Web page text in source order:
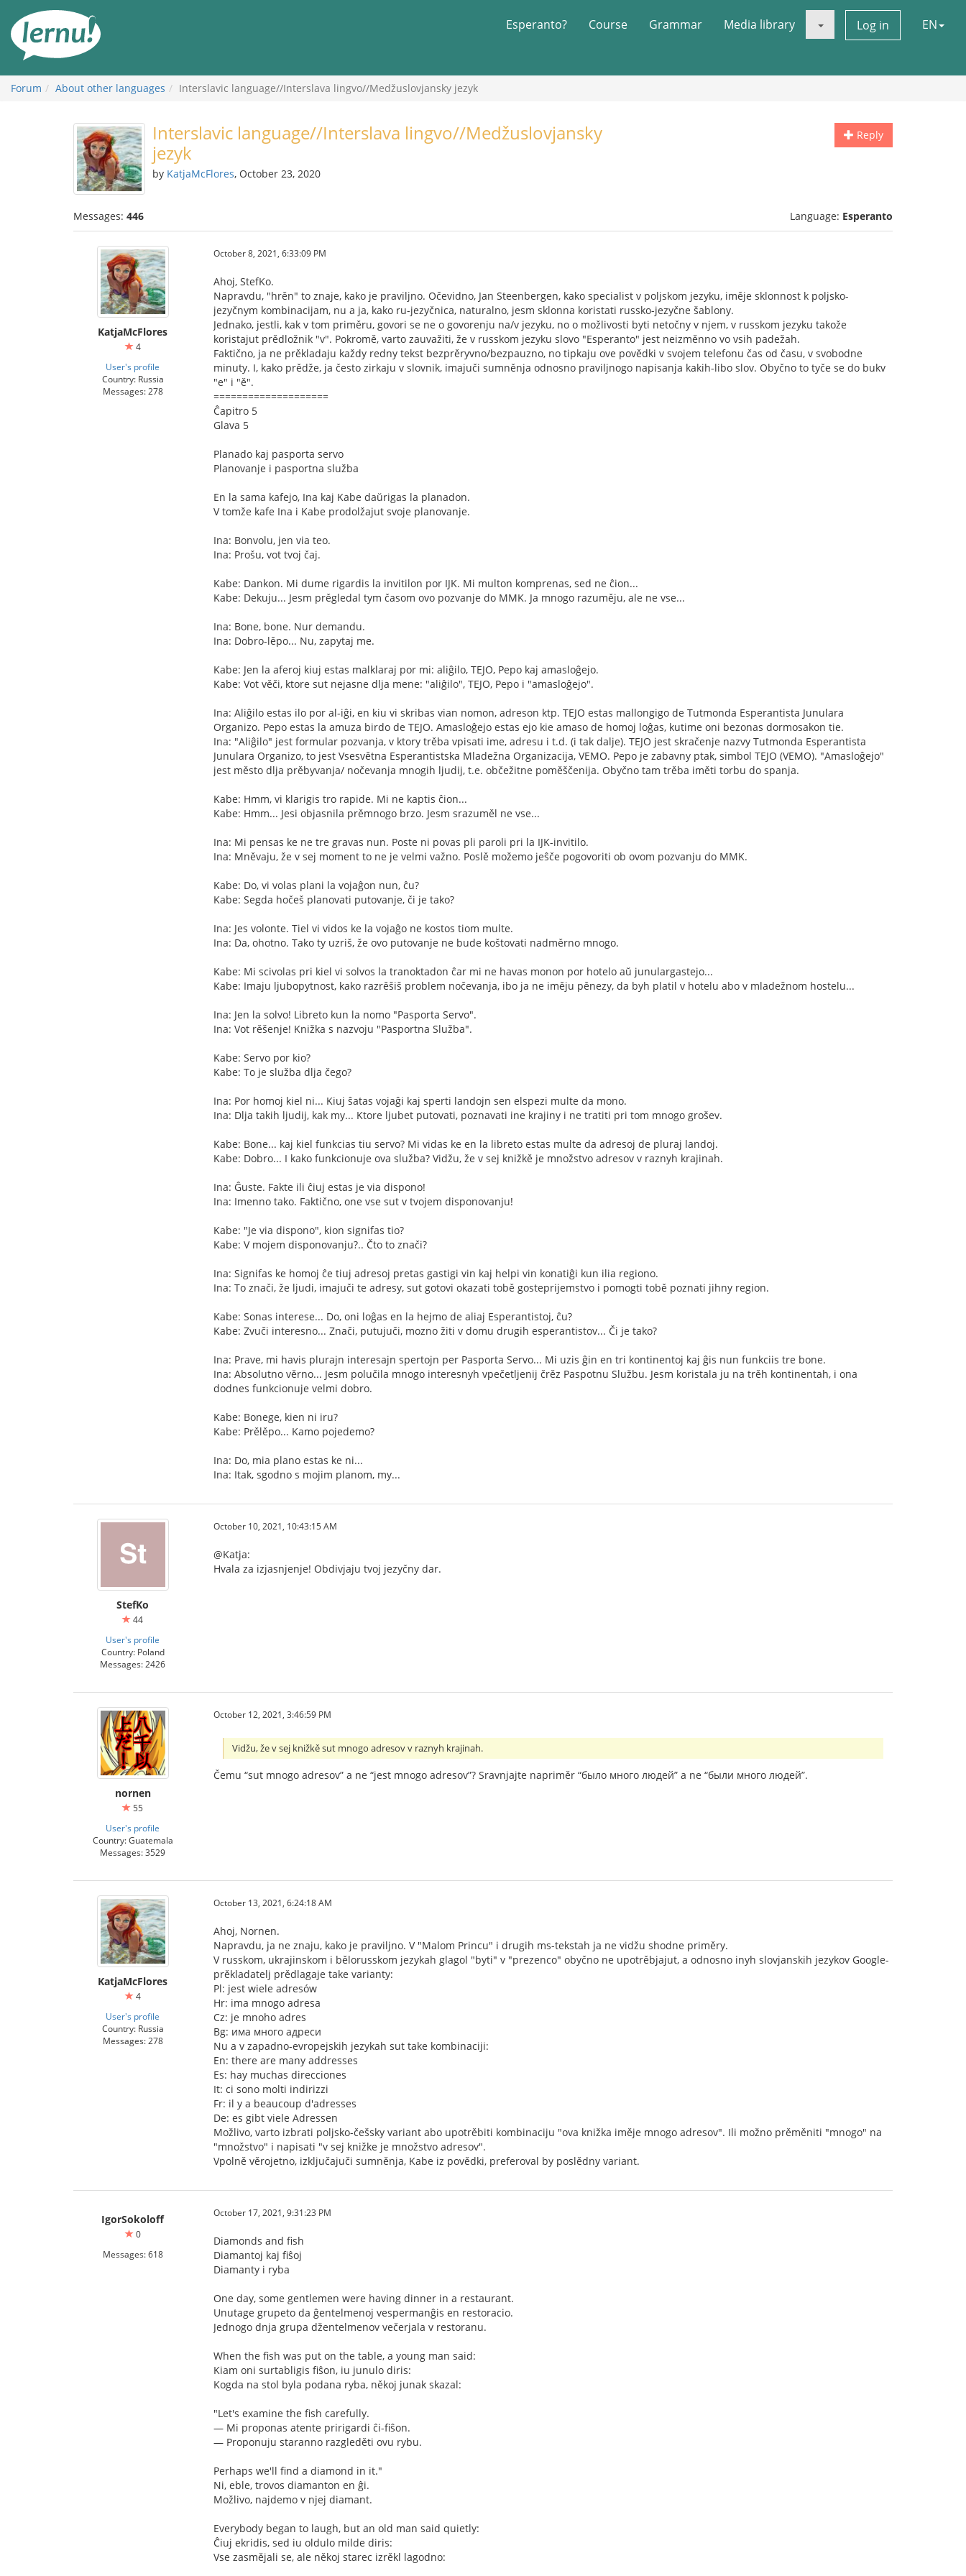
the
content
Esperanto? Course Grammar Media library Log in EN
Forum About other languages Interslavic language//Interslava lingvo//Medžuslovjansky jezyk
Reply
Interslavic language//Interslava lingvo//Medžuslovjansky
jezyk
by KatjaMcFlores, October 23, 2020
Messages: 446 Language: Esperanto
KatjaMcFlores
4
User's profile
Country: Russia
Messages: 278
October 8, 2021, 6:33:09 PM
Ahoj, StefKo.
Napravdu, "hrěn" to znaje, kako je praviljno. Očevidno, Jan Steenbergen, kako specialist v poljskom jezyku, iměje sklonnost k poljsko-
jezyčnym kombinacijam, nu a ja, kako ru-jezyčnica, naturalno, jesm sklonna koristati russko-jezyčne šablony.
Jednako, jestli, kak v tom priměru, govori se ne o govorenju na/v jezyku, no o možlivosti byti netočny v njem, v russkom jezyku takože
koristajut prědložnik "v". Pokromě, varto zauvažiti, že v russkom jezyku slovo "Esperanto" jest neizměnno vo vsih padežah.
Faktično, ja ne prěkladaju každy redny tekst bezprěryvno/bezpauzno, no tipkaju ove povědki v svojem telefonu čas od času, v svobodne
minuty. I, kako prědže, ja često zirkaju v slovnik, imajuči sumněnja odnosno praviljnogo napisanja kakih-libo slov. Obyčno to tyče se do bukv
"e" i "ě".
====================
Ĉapitro 5
Glava 5
Planado kaj pasporta servo
Planovanje i pasportna služba
En la sama kafejo, Ina kaj Kabe daŭrigas la planadon.
V tomže kafe Ina i Kabe prodolžajut svoje planovanje.
Ina: Bonvolu, jen via teo.
Ina: Prošu, vot tvoj čaj.
Kabe: Dankon. Mi dume rigardis la invitilon por IJK. Mi multon komprenas, sed ne ĉion...
Kabe: Dekuju... Jesm prěgledal tym časom ovo pozvanje do MMK. Ja mnogo razuměju, ale ne vse...
Ina: Bone, bone. Nur demandu.
Ina: Dobro-lěpo... Nu, zapytaj me.
Kabe: Jen la aferoj kiuj estas malklaraj por mi: aliĝilo, TEJO, Pepo kaj amasloĝejo.
Kabe: Vot věči, ktore sut nejasne dlja mene: "aliĝilo", TEJO, Pepo i "amasloĝejo".
Ina: Aliĝilo estas ilo por al-iĝi, en kiu vi skribas vian nomon, adreson ktp. TEJO estas mallongigo de Tutmonda Esperantista Junulara
Organizo. Pepo estas la amuza birdo de TEJO. Amasloĝejo estas ejo kie amaso de homoj loĝas, kutime oni bezonas dormosakon tie.
Ina: "Aliĝilo" jest formular pozvanja, v ktory trěba vpisati ime, adresu i t.d. (i tak dalje). TEJO jest skračenje nazvy Tutmonda Esperantista
Junulara Organizo, to jest Vsesvětna Esperantistska Mladežna Organizacija, VEMO. Pepo je zabavny ptak, simbol TEJO (VEMO). "Amasloĝejo"
jest město dlja prěbyvanja/ nočevanja mnogih ljudij, t.e. občežitne poměščenija. Obyčno tam trěba iměti torbu do spanja.
Kabe: Hmm, vi klarigis tro rapide. Mi ne kaptis ĉion...
Kabe: Hmm... Jesi objasnila prěmnogo brzo. Jesm srazuměl ne vse...
Ina: Mi pensas ke ne tre gravas nun. Poste ni povas pli paroli pri la IJK-invitilo.
Ina: Mněvaju, že v sej moment to ne je velmi važno. Poslě možemo jeŝče pogovoriti ob ovom pozvanju do MMK.
Kabe: Do, vi volas plani la vojaĝon nun, ĉu?
Kabe: Segda hočeš planovati putovanje, či je tako?
Ina: Jes volonte. Tiel vi vidos ke la vojaĝo ne kostos tiom multe.
Ina: Da, ohotno. Tako ty uzriš, že ovo putovanje ne bude koštovati nadměrno mnogo.
Kabe: Mi scivolas pri kiel vi solvos la tranoktadon ĉar mi ne havas monon por hotelo aŭ junulargastejo...
Kabe: Imaju ljubopytnost, kako razrěšiš problem nočevanja, ibo ja ne iměju pěnezy, da byh platil v hotelu abo v mladežnom hostelu...
Ina: Jen la solvo! Libreto kun la nomo "Pasporta Servo".
Ina: Vot rěšenje! Knižka s nazvoju "Pasportna Služba".
Kabe: Servo por kio?
Kabe: To je služba dlja čego?
Ina: Por homoj kiel ni... Kiuj ŝatas vojaĝi kaj sperti landojn sen elspezi multe da mono.
Ina: Dlja takih ljudij, kak my... Ktore ljubet putovati, poznavati ine krajiny i ne tratiti pri tom mnogo grošev.
Kabe: Bone... kaj kiel funkcias tiu servo? Mi vidas ke en la libreto estas multe da adresoj de pluraj landoj.
Kabe: Dobro... I kako funkcionuje ova služba? Vidžu, že v sej knižkě je množstvo adresov v raznyh krajinah.
Ina: Ĝuste. Fakte ili ĉiuj estas je via dispono!
Ina: Imenno tako. Faktično, one vse sut v tvojem disponovanju!
Kabe: "Je via dispono", kion signifas tio?
Kabe: V mojem disponovanju?.. Čto to znači?
Ina: Signifas ke homoj ĉe tiuj adresoj pretas gastigi vin kaj helpi vin konatiĝi kun ilia regiono.
Ina: To znači, že ljudi, imajuči te adresy, sut gotovi okazati tobě gosteprijemstvo i pomogti tobě poznati jihny region.
Kabe: Sonas interese... Do, oni loĝas en la hejmo de aliaj Esperantistoj, ĉu?
Kabe: Zvuči interesno... Znači, putujuči, mozno žiti v domu drugih esperantistov... Či je tako?
Ina: Prave, mi havis plurajn interesajn spertojn per Pasporta Servo... Mi uzis ĝin en tri kontinentoj kaj ĝis nun funkciis tre bone.
Ina: Absolutno věrno... Jesm polučila mnogo interesnyh vpečetljenij črěz Paspotnu Službu. Jesm koristala ju na trěh kontinentah, i ona
dodnes funkcionuje velmi dobro.
Kabe: Bonege, kien ni iru?
Kabe: Prělěpo... Kamo pojedemo?
Ina: Do, mia plano estas ke ni...
Ina: Itak, sgodno s mojim planom, my...
StefKo
44
User's profile
Country: Poland
Messages: 2426
October 10, 2021, 10:43:15 AM
@Katja:
Hvala za izjasnjenje! Obdivjaju tvoj jezyčny dar.
nornen
55
User's profile
Country: Guatemala
Messages: 3529
October 12, 2021, 3:46:59 PM
Vidžu, že v sej knižkě sut mnogo adresov v raznyh krajinah.
Čemu “sut mnogo adresov” a ne “jest mnogo adresov”? Sravnjajte napriměr “было много людей” a ne “были много людей”.
KatjaMcFlores
4
User's profile
Country: Russia
Messages: 278
October 13, 2021, 6:24:18 AM
Ahoj, Nornen.
Napravdu, ja ne znaju, kako je praviljno. V "Malom Princu" i drugih ms-tekstah ja ne vidžu shodne priměry.
V russkom, ukrajinskom i bělorusskom jezykah glagol "byti" v "prezenco" obyčno ne upotrěbjajut, a odnosno inyh slovjanskih jezykov Google-
prěkladatelj prědlagaje take varianty:
Pl: jest wiele adresów
Hr: ima mnogo adresa
Cz: je mnoho adres
Bg: има много адреси
Nu a v zapadno-evropejskih jezykah sut take kombinaciji:
En: there are many addresses
Es: hay muchas direcciones
It: ci sono molti indirizzi
Fr: il y a beaucoup d'adresses
De: es gibt viele Adressen
Možlivo, varto izbrati poljsko-češsky variant abo upotrěbiti kombinaciju "ova knižka iměje mnogo adresov". Ili možno prěměniti "mnogo" na
"množstvo" i napisati "v sej knižke je množstvo adresov".
Vpolně věrojetno, izključajuči sumněnja, Kabe iz povědki, preferoval by poslědny variant.
IgorSokoloff
0
Messages: 618
October 17, 2021, 9:31:23 PM
Diamonds and fish
Diamantoj kaj fiŝoj
Diamanty i ryba
One day, some gentlemen were having dinner in a restaurant.
Unutage grupeto da ĝentelmenoj vespermanĝis en restoracio.
Jednogo dnja grupa džentelmenov večerjala v restoranu.
When the fish was put on the table, a young man said:
Kiam oni surtabligis fiŝon, iu junulo diris:
Kogda na stol byla podana ryba, někoj junak skazal:
"Let's examine the fish carefully.
— Mi proponas atente pririgardi ĉi-fiŝon.
— Proponuju staranno razgleděti ovu rybu.
Perhaps we'll find a diamond in it."
Ni, eble, trovos diamanton en ĝi.
Možlivo, najdemo v njej diamant.
Everybody began to laugh, but an old man said quietly:
Ĉiuj ekridis, sed iu oldulo milde diris:
Vse zasmějali se, ale někoj starec izrěkl lagodno: